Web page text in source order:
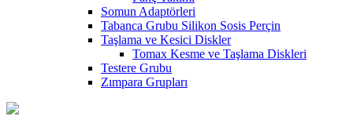
Somun Adaptörleri
Tabanca Grubu Silikon Sosis Perçin
Taşlama ve Kesici Diskler
Tomax Kesme ve Taşlama Diskleri
Testere Grubu
Zımpara Grupları